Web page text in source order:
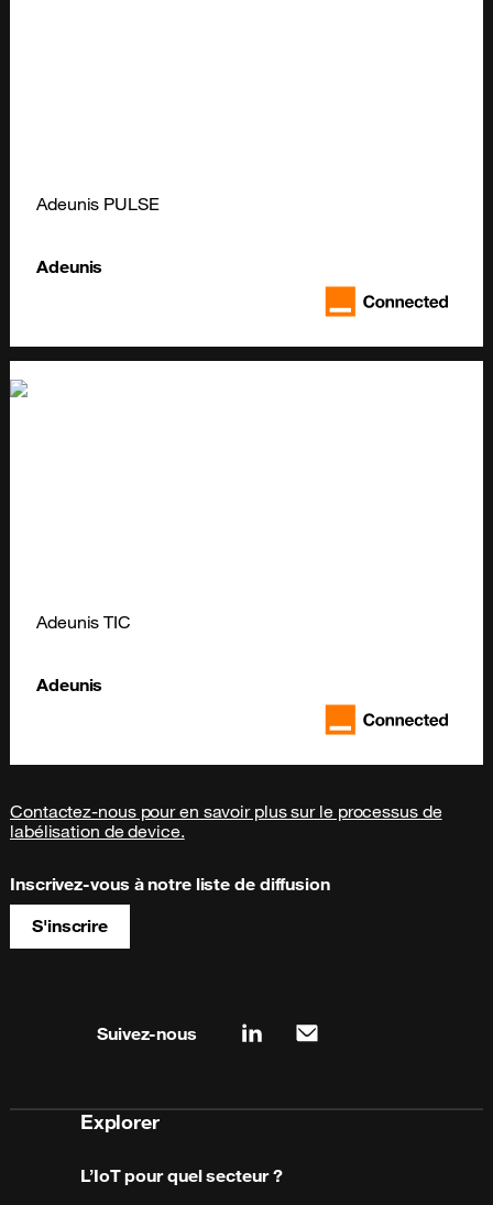
Adeunis PULSE
Adeunis
Adeunis TIC
Adeunis
Contactez-nous pour en savoir plus sur le processus de
labélisation de device.
Inscrivez-vous à notre liste de diffusion
S'inscrire
Suivez-nous linkedinmail
Explorer
L’IoT pour quel secteur ?